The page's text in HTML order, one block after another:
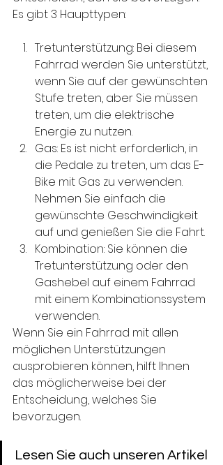
Es gibt 3 Haupttypen:
Tretunterstützung: Bei diesem
Fahrrad werden Sie unterstützt,
wenn Sie auf der gewünschten
Stufe treten, aber Sie müssen
treten, um die elektrische
Energie zu nutzen.
Gas: Es ist nicht erforderlich, in
die Pedale zu treten, um das E-
Bike mit Gas zu verwenden.
Nehmen Sie einfach die
gewünschte Geschwindigkeit
auf und genießen Sie die Fahrt.
Kombination: Sie können die
Tretunterstützung oder den
Gashebel auf einem Fahrrad
mit einem Kombinationssystem
verwenden.
Wenn Sie ein Fahrrad mit allen
möglichen Unterstützungen
ausprobieren können, hilft Ihnen
das möglicherweise bei der
Entscheidung, welches Sie
bevorzugen.
Lesen Sie auch unseren Artikel